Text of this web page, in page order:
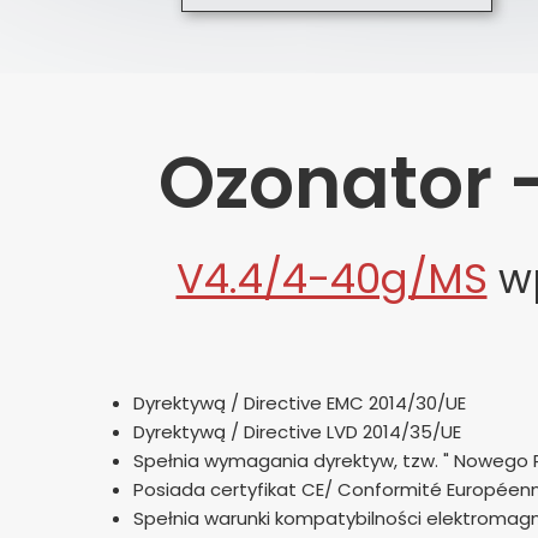
Jaki ozonator
Ozonator z
Ozonator z
Lampa
Ozonator opinie
Akcesoria do
Maski Filtry i Filtropochłaniacze
Opinie o firmie
Ozonator
V4.4/4-40g/MS
Dyrektywą / Directive EMC 2014/30/UE
Dyrektywą / Directive LVD 2014/35/UE
Spełnia wymagania dyrektyw, tzw. " Nowego
Posiada certyfikat CE/ Conformité
Spełnia warunki kompatybilności